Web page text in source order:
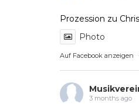
Prozession zu
Photo
Auf Facebook anzeigen
3 months ago